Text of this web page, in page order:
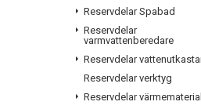
Reservdelar Spabad
Reservdelar
varmvattenberedare
Reservdelar
Reservdelar verktyg
Reservdelar värmematerial